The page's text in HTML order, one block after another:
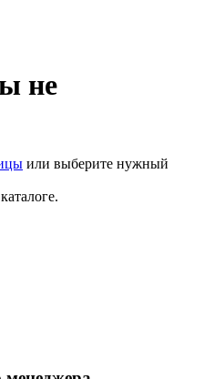
не
или выберите нужный